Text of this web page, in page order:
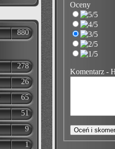
880
278
26
65
51
9
1
Oceny
Komentarz -